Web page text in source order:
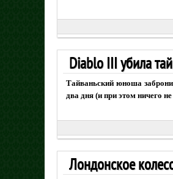
Diablo III убила
Тайваньский юноша
два дня (и при этом ничего не
Лондонское